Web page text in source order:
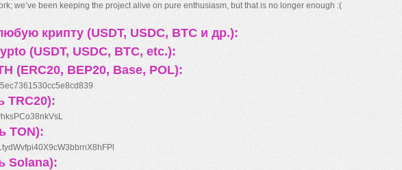
we’ve been keeping the project alive on pure enthusiasm, but that is no longer enough :(
крипту (USDT, USDC, BTC и др.):
(USDT, USDC, BTC, etc.):
(ERC20, BEP20, Base, POL):
TRC20):
TON):
Solana):